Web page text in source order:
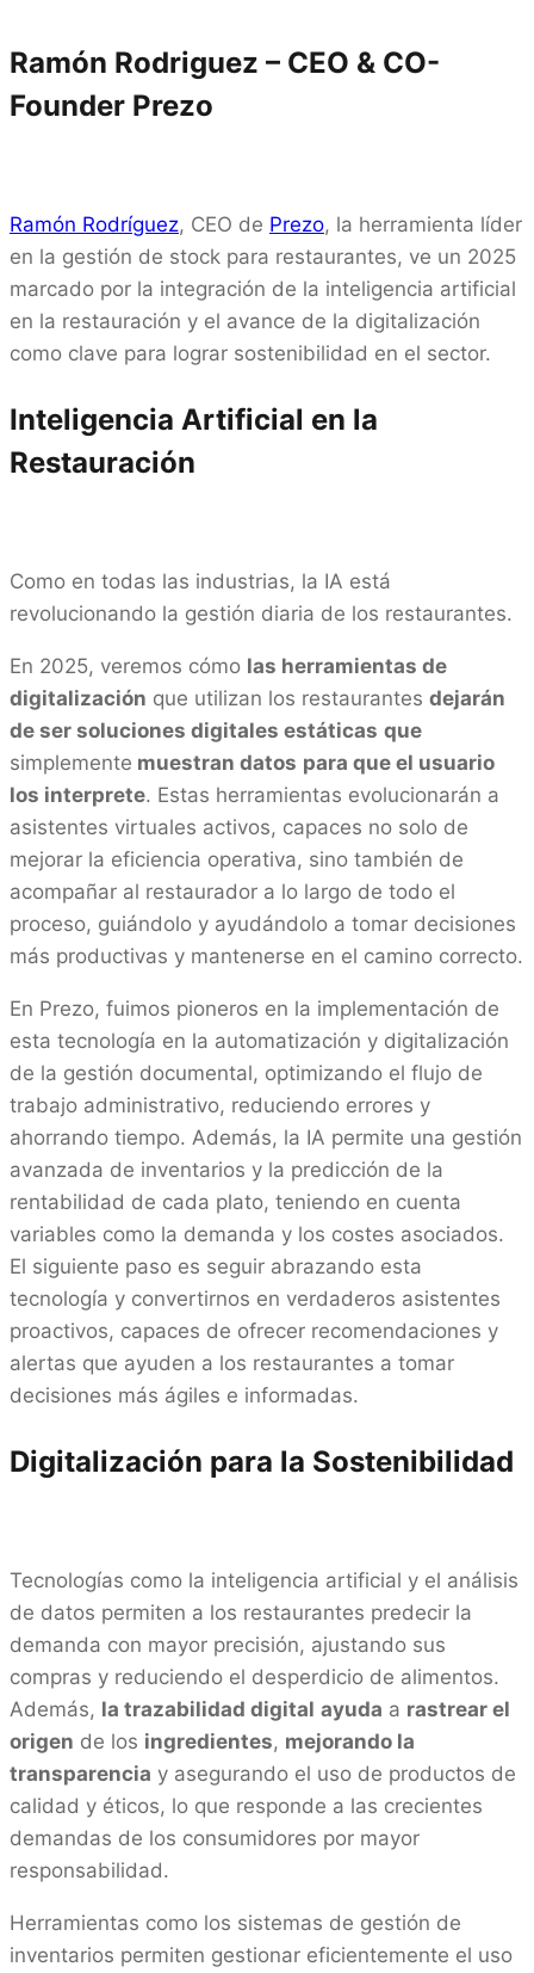
Ramón Rodriguez – CEO & CO-
Founder Prezo
Ramón Rodríguez, CEO de Prezo, la herramienta líder
en la gestión de stock para restaurantes, ve un 2025
marcado por la integración de la inteligencia artificial
en la restauración y el avance de la digitalización
como clave para lograr sostenibilidad en el sector.
Inteligencia Artificial en la
Restauración
Como en todas las industrias, la IA está
revolucionando la gestión diaria de los restaurantes.
En 2025, veremos cómo las herramientas de
digitalización que utilizan los restaurantes dejarán
de ser soluciones digitales estáticas que
simplemente muestran datos para que el usuario
los interprete. Estas herramientas evolucionarán a
asistentes virtuales activos, capaces no solo de
mejorar la eficiencia operativa, sino también de
acompañar al restaurador a lo largo de todo el
proceso, guiándolo y ayudándolo a tomar decisiones
más productivas y mantenerse en el camino correcto.
En Prezo, fuimos pioneros en la implementación de
esta tecnología en la automatización y digitalización
de la gestión documental, optimizando el flujo de
trabajo administrativo, reduciendo errores y
ahorrando tiempo. Además, la IA permite una gestión
avanzada de inventarios y la predicción de la
rentabilidad de cada plato, teniendo en cuenta
variables como la demanda y los costes asociados.
El siguiente paso es seguir abrazando esta
tecnología y convertirnos en verdaderos asistentes
proactivos, capaces de ofrecer recomendaciones y
alertas que ayuden a los restaurantes a tomar
decisiones más ágiles e informadas.
Digitalización para la Sostenibilidad
Tecnologías como la inteligencia artificial y el análisis
de datos permiten a los restaurantes predecir la
demanda con mayor precisión, ajustando sus
compras y reduciendo el desperdicio de alimentos.
Además, la trazabilidad digital ayuda a rastrear el
origen de los ingredientes, mejorando la
transparencia y asegurando el uso de productos de
calidad y éticos, lo que responde a las crecientes
demandas de los consumidores por mayor
responsabilidad.
Herramientas como los sistemas de gestión de
inventarios permiten gestionar eficientemente el uso